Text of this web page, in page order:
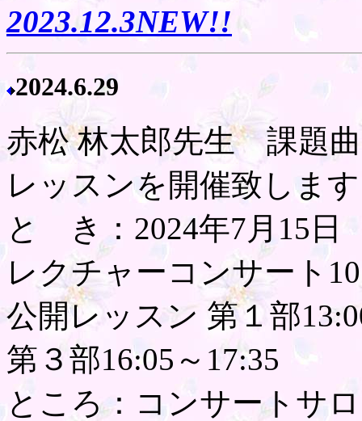
2023.12.3NEW!!
2024.6.29
赤松 林太郎先生 課題
レッスンを開催致しま
と き：2024年7月15日
レクチャーコンサート
公開レッスン 第１部
第３部16:05～17:35
ところ：コンサートサ